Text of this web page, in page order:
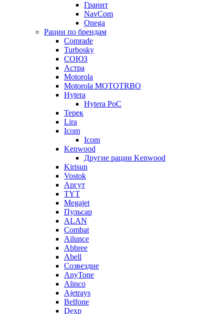
Гранит
NavCom
Onega
Рации по брендам
Comrade
Turbosky
СОЮЗ
Астра
Motorola
Motorola MOTOTRBO
Hytera
Hytera PoC
Терек
Lira
Icom
Icom
Kenwood
Другие рации Kenwood
Kirisun
Vostok
Аргут
TYT
Megajet
Пульсар
ALAN
Combat
Ailunce
Abbree
Abell
Созвездие
AnyTone
Alinco
Ajetrays
Belfone
Dexp